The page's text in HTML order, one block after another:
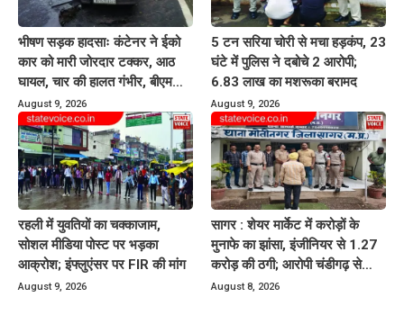
भीषण सड़क हादसाः कंटेनर ने ईको
कार को मारी जोरदार टक्कर, आठ
घायल, चार की हालत गंभीर, बीएमसी
रेफर
August 9, 2026
5 टन सरिया चोरी से मचा हड़कंप, 23
घंटे में पुलिस ने दबोचे 2 आरोपी;
6.83 लाख का मशरूका बरामद
August 9, 2026
रहली में युवतियों का चक्काजाम,
सोशल मीडिया पोस्ट पर भड़का
आक्रोश; इंफ्लुएंसर पर FIR की मांग
August 9, 2026
सागर : शेयर मार्केट में करोड़ों के
मुनाफे का झांसा, इंजीनियर से 1.27
करोड़ की ठगी; आरोपी चंडीगढ़ से
गिरफ्तार
August 8, 2026